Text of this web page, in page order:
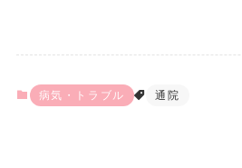
病気・トラブル 通院